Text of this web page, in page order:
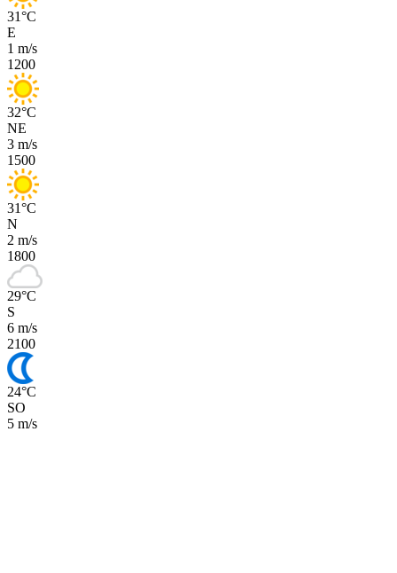
31°C
E
1 m/s
1200
32°C
NE
3 m/s
1500
31°C
N
2 m/s
1800
29°C
S
6 m/s
2100
24°C
SO
5 m/s